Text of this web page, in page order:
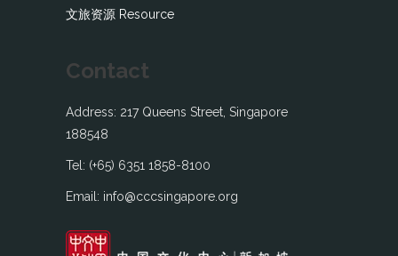
文旅资源 Resource
Contact
Address: 217 Queens Street, Singapore
188548
Tel: (+65) 6351 1858-8100
Email: info@cccsingapore.org